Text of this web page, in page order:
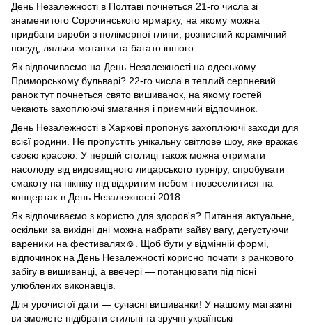
День Незалежності в Полтаві почнеться 21-го числа зі
знаменитого Сорочинського ярмарку, на якому можна
придбати вироби з полімерної глини, розписний керамічний
посуд, ляльки-мотанки та багато іншого.
Як відпочиваємо на День Незалежності на одеському
Приморському бульварі? 22-го числа в теплий серпневий
ранок тут почнеться свято вишиванок, на якому гостей
чекають захоплюючі змагання і приємний відпочинок.
День Незалежності в Харкові пропонує захоплюючі заходи для
всієї родини. Не пропустіть унікальну світлове шоу, яке вражає
своєю красою. У першій столиці також можна отримати
насолоду від видовищного лицарського турніру, спробувати
смакоту на пікніку під відкритим небом і повеселитися на
концертах в День Незалежності 2018.
Як відпочиваємо з користю для здоров'я? Питання актуальне,
оскільки за вихідні дні можна набрати зайву вагу, дегустуючи
вареники на фестивалях☺. Щоб бути у відмінній формі,
відпочинок на День Незалежності корисно почати з ранкового
забігу в вишиванці, а ввечері — потанцювати під пісні
улюблених виконавців.
Для урочистої дати — сучасні вишиванки! У нашому магазині
ви зможете підібрати стильні та зручні українські